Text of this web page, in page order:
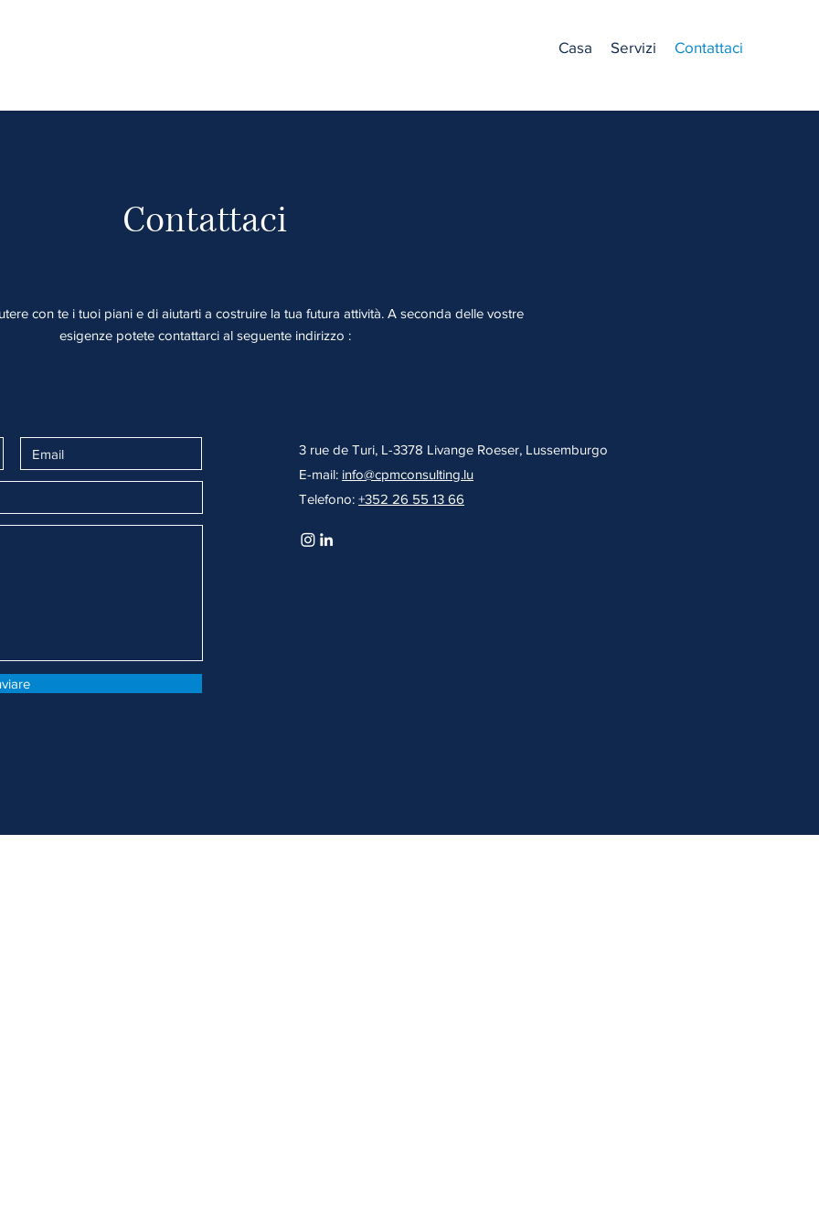
Casa Servizi Contattaci
Contattaci
con te i tuoi piani e di aiutarti a costruire la tua futura attività. A seconda delle vostre
esigenze potete contattarci al seguente indirizzo :
3 rue de Turi, L-3378 Livange Roeser, Lussemburgo
E-mail: info@cpmconsulting.lu
Telefono: +352 26 55 13 66